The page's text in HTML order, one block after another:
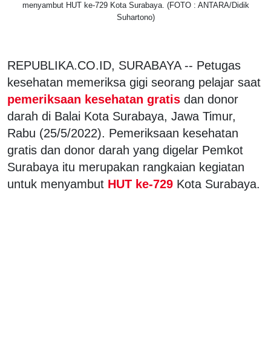
menyambut HUT ke-729 Kota Surabaya. (FOTO : ANTARA/Didik
Suhartono)
REPUBLIKA.CO.ID, SURABAYA -- Petugas
kesehatan memeriksa gigi seorang pelajar saat
pemeriksaan kesehatan gratis dan donor
darah di Balai Kota Surabaya, Jawa Timur,
Rabu (25/5/2022). Pemeriksaan kesehatan
gratis dan donor darah yang digelar Pemkot
Surabaya itu merupakan rangkaian kegiatan
untuk menyambut HUT ke-729 Kota Surabaya.